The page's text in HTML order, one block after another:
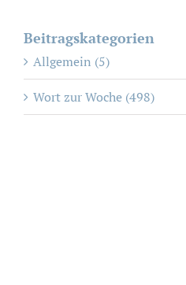
Beitragskategorien
Allgemein (5)
Wort zur Woche (498)